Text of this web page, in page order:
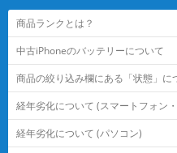
商品ランクとは？
中古iPhoneのバッテリーについて
商品の絞り込み欄にある「状態」に
経年劣化について (スマートフォン
経年劣化について (パソコン)